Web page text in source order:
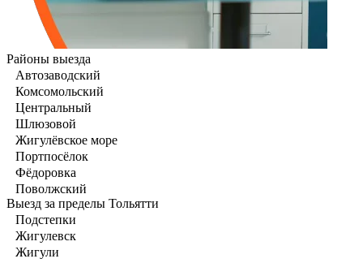
Районы выезда
Автозаводский
Комсомольский
Центральный
Шлюзовой
Жигулёвское море
Портпосёлок
Фёдоровка
Поволжский
Выезд за пределы Тольятти
Подстепки
Жигулевск
Жигули